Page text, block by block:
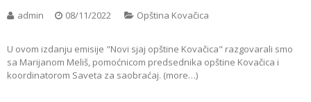
admin 08/11/2022 Opština Kovačica
U ovom izdanju emisije "Novi sjaj opštine Kovačica" razgovarali smo
sa Marijanom Meliš, pomoćnicom predsednika opštine Kovačica i
koordinatorom Saveta za saobraćaj. (more…)